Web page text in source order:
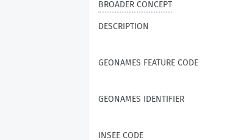
BROADER CONCEPT
DESCRIPTION
GEONAMES FEATURE CODE
GEONAMES IDENTIFIER
INSEE CODE